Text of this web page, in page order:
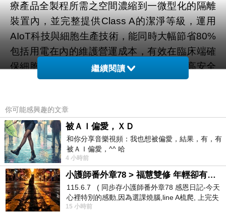
療產品全製程所需之空間濃縮到一微型化的隔離
裝置內，並完整提供Class A的潔淨等級，運用
AIoT科技與細胞生產技術，能同時大幅節省80%
包括用電在內的維護營運成本，有效在臨床端確
保細胞治療產品的無菌製劑規格，提供更高安全
品質的細胞來源給臨床試驗或醫療技術使用。
置。（資料來源：亞家生技）
亞家生技屬於再生醫療細胞製藥領域之上游供應
商，提供集成式人工智慧細胞製劑生產全面解決
方案的整廠輸出及細胞與外泌體代工生產服務，
擁有生物科技、製藥工業等跨領域整合技術與人
才團隊，並與各大專院校（國衛院、長庚大學、
輔仁大學）進行產學合作，讓學生在公司培訓實
繼續閱讀
你可能感興趣的文章
被ＡＩ偏愛，ＸＤ
和你分享音樂視頻：我也想被偏愛，結果，有，有
被ＡＩ偏愛，^^ 哈
4 小時前
小護師番外章78 > 福慧雙修 年輕卻有個老靈魂 ㄑ金剛經〉podcast
115.6.7 ( 同步存小護師番外章78 感恩日記-今天
心裡特別的感動,因為選課燒腦,line A梳爬, 上完失
智課的她,特來傾
15 小時前